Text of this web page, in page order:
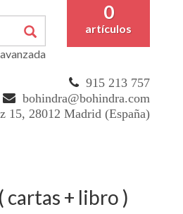
0
artículos
915 213 757
bohindra@bohindra.com
15, 28012 Madrid (España)
cartas + libro )